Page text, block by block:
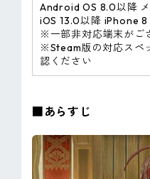
Android OS 8.0以降
iOS 13.0以降 iPhone
※一部非対応端末がご
※Steam版の対応スペ
認ください
■あらすじ